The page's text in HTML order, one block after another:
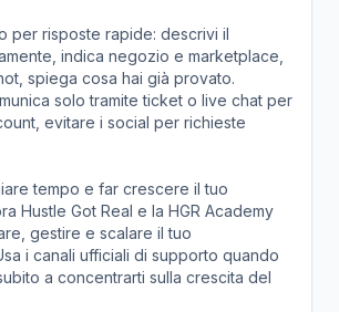
per risposte rapide: descrivi il
indica negozio e marketplace,
spiega cosa hai già provato.
solo tramite ticket o live chat per
evitare i social per richieste
tempo e far crescere il tuo
Hustle Got Real e la HGR Academy
gestire e scalare il tuo
i canali ufficiali di supporto quando
a concentrarti sulla crescita del